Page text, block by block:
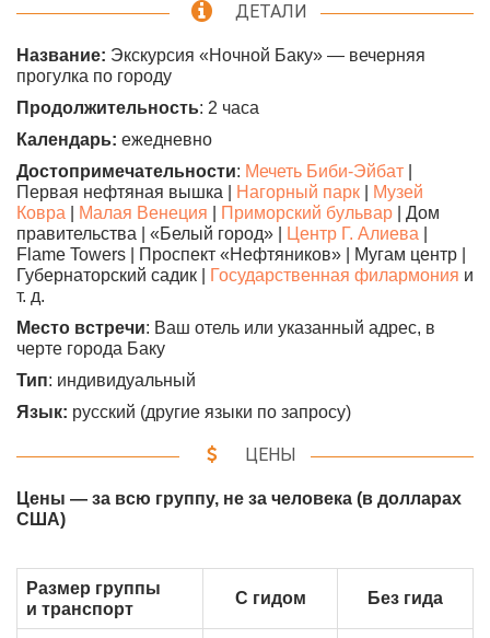
ДЕТАЛИ
Название: Экскурсия «Ночной Баку» — вечерняя
прогулка по городу
Продолжительность: 2 часа
Календарь: ежедневно
Достопримечательности: Мечеть Биби-Эйбат
Первая нефтяная вышка |
Нагорный парк
Музей
Ковра
Малая Венеция Приморский бульвар | Дом
правительства | «Белый город» |
Центр Г. Алиева
Flame Towers | Проспект «Нефтяников» | Мугам центр |
Губернаторский садик |
Государственная филармония и
т. д.
Место встречи: Ваш отель или указанный адрес, в
черте города Баку
Тип: индивидуальный
Язык: русский (другие языки по запросу)
ЦЕНЫ
Цены — за всю группу, не за человека (в долларах
США)
Размер группы
и транспорт
С гидом Без гида